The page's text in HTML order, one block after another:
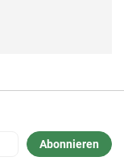
Abonnieren